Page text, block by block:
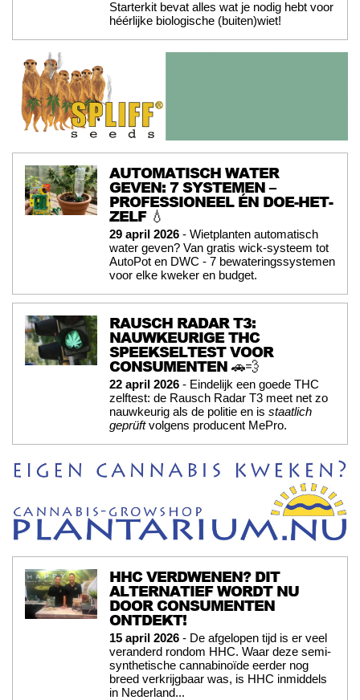
Starterkit bevat alles wat je nodig hebt voor
héérlijke biologische (buiten)wiet!
AUTOMATISCH WATER
GEVEN: 7 SYSTEMEN –
PROFESSIONEEL ÉN DOE-HET-
ZELF 💧
29 april 2026 - Wietplanten automatisch
water geven? Van gratis wick-systeem tot
AutoPot en DWC - 7 bewateringssystemen
voor elke kweker en budget.
RAUSCH RADAR T3:
NAUWKEURIGE THC
SPEEKSELTEST VOOR
CONSUMENTEN 🚗💨
22 april 2026 - Eindelijk een goede THC
zelftest: de Rausch Radar T3 meet net zo
nauwkeurig als de politie en is staatlich
geprüftvolgens producent MePro.
HHC VERDWENEN? DIT
ALTERNATIEF WORDT NU
DOOR CONSUMENTEN
ONTDEKT!
15 april 2026 - De afgelopen tijd is er veel
veranderd rondom HHC. Waar deze semi-
synthetische cannabinoïde eerder nog
breed verkrijgbaar was, is HHC inmiddels
in Nederland...